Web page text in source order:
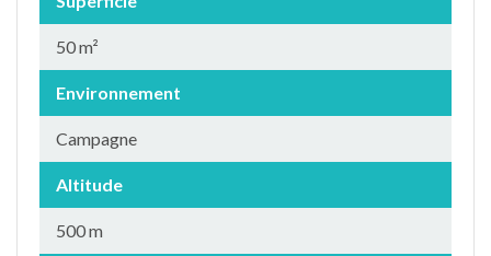
50 m²
Environnement
Campagne
Altitude
500 m